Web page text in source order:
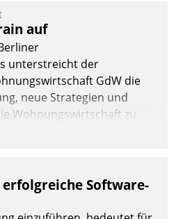
daher
Datatrain GmbH den
digitalisiert.
auf
unterstreicht der
GdW die
neue Strategien und
Wohnungswirtschaft zu
Software-